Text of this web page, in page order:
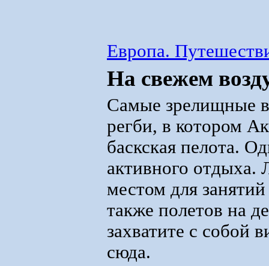
Европа.
На свежем
Самые зрелищные
регби, в котором
баскская пелота.
активного отдыха.
местом для
также полетов на
захватите с собой
сюда.